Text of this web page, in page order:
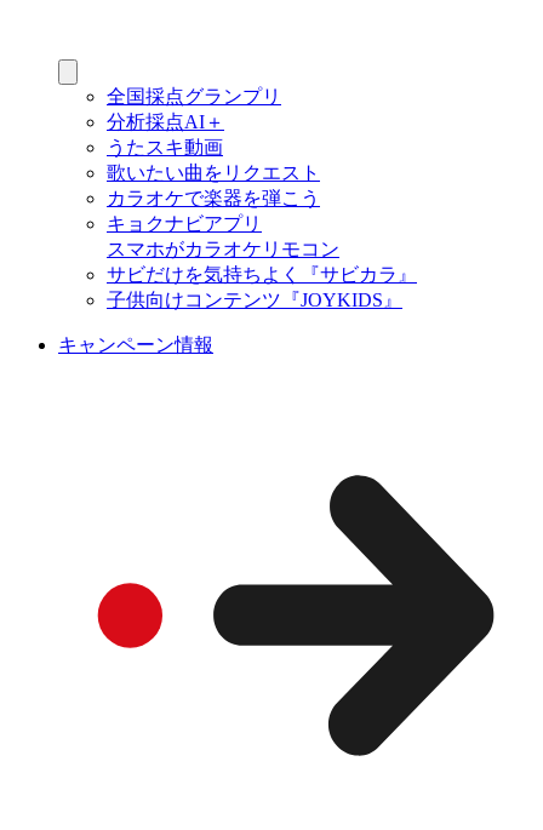
全国採点グランプリ
分析採点AI＋
うたスキ動画
歌いたい曲をリクエスト
カラオケで楽器を弾こう
キョクナビアプリ
スマホがカラオケリモコン
サビだけを気持ちよく『サビカラ』
子供向けコンテンツ『JOYKIDS』
キャンペーン情報